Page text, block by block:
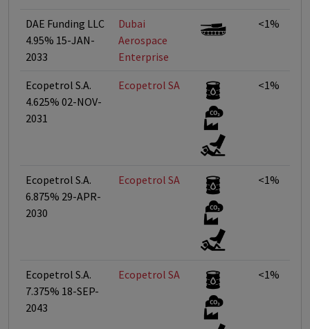
DAE Funding LLC
4.95% 15-JAN-
2033
Dubai
Aerospace
Enterprise
<1%
Ecopetrol S.A.
4.625% 02-NOV-
2031
Ecopetrol SA <1%
Ecopetrol S.A.
6.875% 29-APR-
2030
Ecopetrol SA <1%
Ecopetrol S.A.
7.375% 18-SEP-
2043
Ecopetrol SA <1%